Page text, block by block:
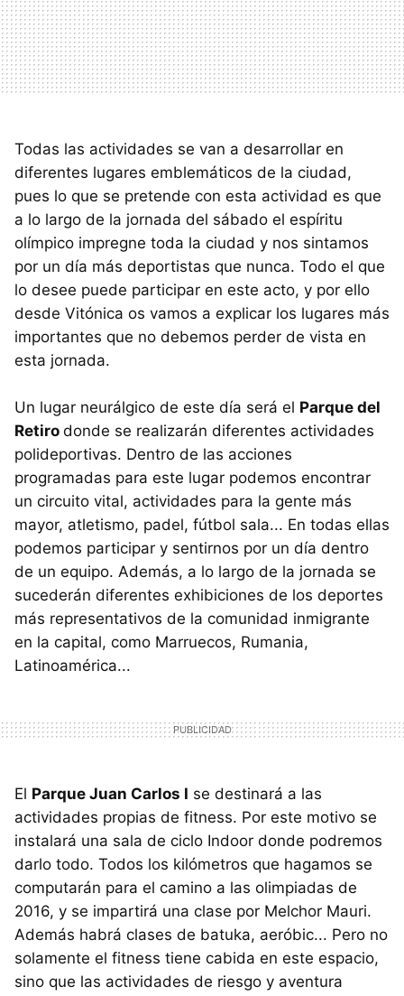
Todas las actividades se van a desarrollar en
diferentes lugares emblemáticos de la ciudad,
pues lo que se pretende con esta actividad es que
a lo largo de la jornada del sábado el espíritu
olímpico impregne toda la ciudad y nos sintamos
por un día más deportistas que nunca. Todo el que
lo desee puede participar en este acto, y por ello
desde Vitónica os vamos a explicar los lugares más
importantes que no debemos perder de vista en
esta jornada.
Un lugar neurálgico de este día será el Parque del
Retiro donde se realizarán diferentes actividades
polideportivas. Dentro de las acciones
programadas para este lugar podemos encontrar
un circuito vital, actividades para la gente más
mayor, atletismo, padel, fútbol sala... En todas ellas
podemos participar y sentirnos por un día dentro
de un equipo. Además, a lo largo de la jornada se
sucederán diferentes exhibiciones de los deportes
más representativos de la comunidad inmigrante
en la capital, como Marruecos, Rumania,
Latinoamérica...
El Parque Juan Carlos I se destinará a las
actividades propias de fitness. Por este motivo se
instalará una sala de ciclo Indoor donde podremos
darlo todo. Todos los kilómetros que hagamos se
computarán para el camino a las olimpiadas de
2016, y se impartirá una clase por Melchor Mauri.
Además habrá clases de batuka, aeróbic... Pero no
solamente el fitness tiene cabida en este espacio,
sino que las actividades de riesgo y aventura